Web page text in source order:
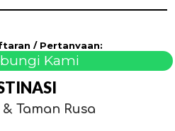
/ Pertanyaan:
Kami
Taman Rusa